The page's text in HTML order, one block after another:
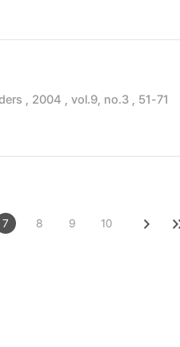
, 2004 , vol.9, no.3 , 51-71
7 8 9 10